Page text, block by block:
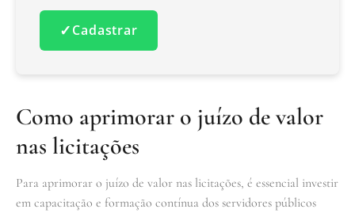
✓Cadastrar
Como aprimorar o juízo de valor
nas licitações
Para aprimorar o juízo de valor nas licitações, é essencial investir
em capacitação e formação contínua dos servidores públicos